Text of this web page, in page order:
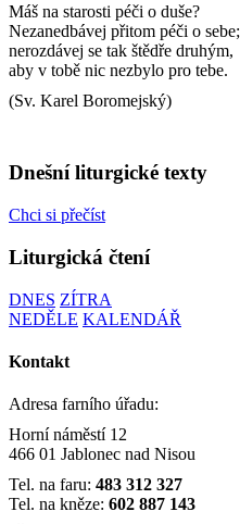
Máš na starosti péči o duše?
Nezanedbávej přitom péči o sebe;
nerozdávej se tak štědře druhým,
aby v tobě nic nezbylo pro tebe.
(Sv. Karel Boromejský)
Dnešní liturgické texty
Chci si přečíst
Liturgická čtení
DNES ZÍTRA
NEDĚLE KALENDÁŘ
Kontakt
Adresa farního úřadu:
Horní náměstí 12
466 01 Jablonec nad Nisou
Tel. na faru: 483 312 327
Tel. na kněze: 602 887 143